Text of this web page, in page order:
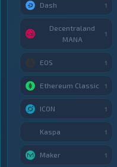
Dash 1
Decentraland
MANA
1
EOS 1
Ethereum Classic 1
ICON 1
Kaspa 1
Maker 1